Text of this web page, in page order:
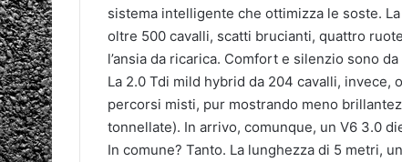
sistema intelligente che ottimizza le soste.
oltre 500 cavalli, scatti brucianti, quattro
l’ansia da ricarica. Comfort e silenzio sono
La 2.0 Tdi mild hybrid da 204 cavalli, invece,
percorsi misti, pur mostrando meno
tonnellate). In arrivo, comunque, un V6 3.0
In comune? Tanto. La lunghezza di 5 metri,